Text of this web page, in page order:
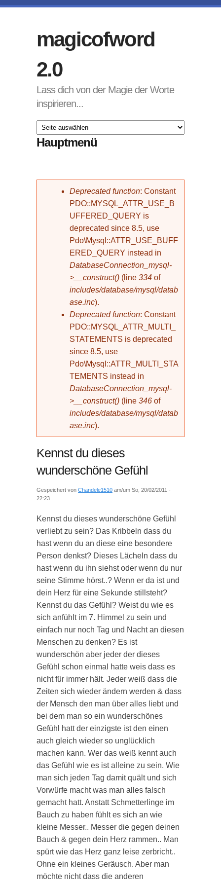
magicofword
2.0
Lass dich von der Magie der Worte
inspirieren...
Hauptmenü
Fehlermeldung
Deprecated function: Constant
PDO::MYSQL_ATTR_USE_B
UFFERED_QUERY is
deprecated since 8.5, use
Pdo\Mysql::ATTR_USE_BUFF
ERED_QUERY instead in
DatabaseConnection_mysql-
>__construct() (line 334 of
includes/database/mysql/datab
ase.inc).
Deprecated function: Constant
PDO::MYSQL_ATTR_MULTI_
STATEMENTS is deprecated
since 8.5, use
Pdo\Mysql::ATTR_MULTI_STA
TEMENTS instead in
DatabaseConnection_mysql-
>__construct() (line 346 of
includes/database/mysql/datab
ase.inc).
Kennst du dieses
wunderschöne Gefühl
Gespeichert von Chandele1510 am/um So, 20/02/2011 -
22:23
Kennst du dieses wunderschöne Gefühl
verliebt zu sein? Das Kribbeln dass du
hast wenn du an diese eine besondere
Person denkst? Dieses Lächeln dass du
hast wenn du ihn siehst oder wenn du nur
seine Stimme hörst..? Wenn er da ist und
dein Herz für eine Sekunde stillsteht?
Kennst du das Gefühl? Weist du wie es
sich anfühlt im 7. Himmel zu sein und
einfach nur noch Tag und Nacht an diesen
Menschen zu denken? Es ist
wunderschön aber jeder der dieses
Gefühl schon einmal hatte weis dass es
nicht für immer hält. Jeder weiß dass die
Zeiten sich wieder ändern werden & dass
der Mensch den man über alles liebt und
bei dem man so ein wunderschönes
Gefühl hatt der einzigste ist den einen
auch gleich wieder so unglücklich
machen kann. Wer das weiß kennt auch
das Gefühl wie es ist alleine zu sein. Wie
man sich jeden Tag damit quält und sich
Vorwürfe macht was man alles falsch
gemacht hatt. Anstatt Schmetterlinge im
Bauch zu haben fühlt es sich an wie
kleine Messer.. Messer die gegen deinen
Bauch & gegen dein Herz rammen.. Man
spürt wie das Herz ganz leise zerbricht..
Ohne ein kleines Geräusch. Aber man
möchte nicht dass die anderen